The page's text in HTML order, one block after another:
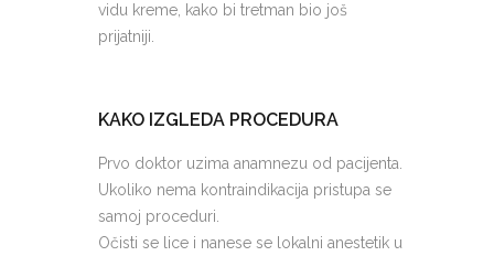
vidu kreme, kako bi tretman bio još
prijatniji.
KAKO IZGLEDA PROCEDURA
Prvo doktor uzima anamnezu od pacijenta.
Ukoliko nema kontraindikacija pristupa se
samoj proceduri.
Očisti se lice i nanese se lokalni anestetik u